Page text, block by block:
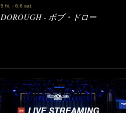
fri. - 6.6 sat.
- ボブ・ドロー